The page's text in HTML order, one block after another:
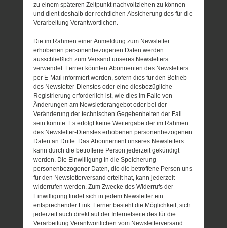
zu einem späteren Zeitpunkt nachvollziehen zu können
und dient deshalb der rechtlichen Absicherung des für die
Verarbeitung Verantwortlichen.
Die im Rahmen einer Anmeldung zum Newsletter
erhobenen personenbezogenen Daten werden
ausschließlich zum Versand unseres Newsletters
verwendet. Ferner könnten Abonnenten des Newsletters
per E-Mail informiert werden, sofern dies für den Betrieb
des Newsletter-Dienstes oder eine diesbezügliche
Registrierung erforderlich ist, wie dies im Falle von
Änderungen am Newsletterangebot oder bei der
Veränderung der technischen Gegebenheiten der Fall
sein könnte. Es erfolgt keine Weitergabe der im Rahmen
des Newsletter-Dienstes erhobenen personenbezogenen
Daten an Dritte. Das Abonnement unseres Newsletters
kann durch die betroffene Person jederzeit gekündigt
werden. Die Einwilligung in die Speicherung
personenbezogener Daten, die die betroffene Person uns
für den Newsletterversand erteilt hat, kann jederzeit
widerrufen werden. Zum Zwecke des Widerrufs der
Einwilligung findet sich in jedem Newsletter ein
entsprechender Link. Ferner besteht die Möglichkeit, sich
jederzeit auch direkt auf der Internetseite des für die
Verarbeitung Verantwortlichen vom Newsletterversand